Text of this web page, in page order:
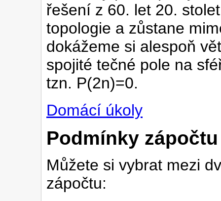
řešení z 60. let 20.
topologie a zůstane
dokážeme si alespoň
spojité tečné pole na
tzn. P(2n)=0.
Domácí úkoly
Podmínky zápočtu
Můžete si vybrat mezi
zápočtu: